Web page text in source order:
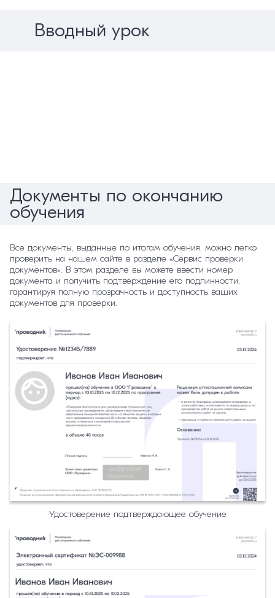
Вводный урок
Документы по окончанию
обучения
Все документы, выданные по итогам обучения, можно легко
проверить на нашем сайте в разделе «Сервис проверки
документов». В этом разделе вы можете ввести номер
документа и получить подтверждение его подлинности,
гарантируя полную прозрачность и доступность ваших
документов для проверки.
Удостоверение подтверждающее обучение